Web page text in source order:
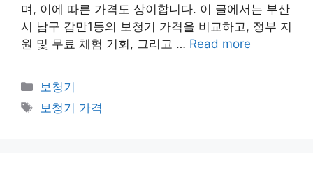
며, 이에 따른 가격도 상이합니다. 이 글에서는 부산
시 남구 감만1동의 보청기 가격을 비교하고, 정부 지
원 및 무료 체험 기회, 그리고 … Read more
카
테
보청기
태
보청기 가격